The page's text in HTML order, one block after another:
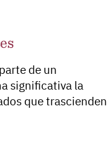
de un
significativa la
que trascienden